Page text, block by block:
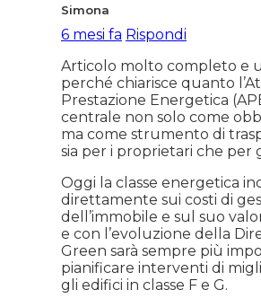
Simona
6 mesi fa Rispondi
Articolo molto completo e
perché chiarisce quanto
Prestazione Energetica
centrale non solo come
ma come strumento di
sia per i proprietari che per
Oggi la classe energetica
direttamente sui costi di
dell’immobile e sul suo
e con l’evoluzione della
Green sarà sempre più
pianificare interventi di
gli edifici in classe F e G.